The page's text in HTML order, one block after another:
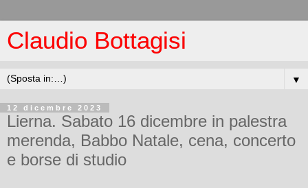
Claudio Bottagisi
▼
12 dicembre 2023
Lierna. Sabato 16 dicembre in palestra
merenda, Babbo Natale, cena, concerto
e borse di studio